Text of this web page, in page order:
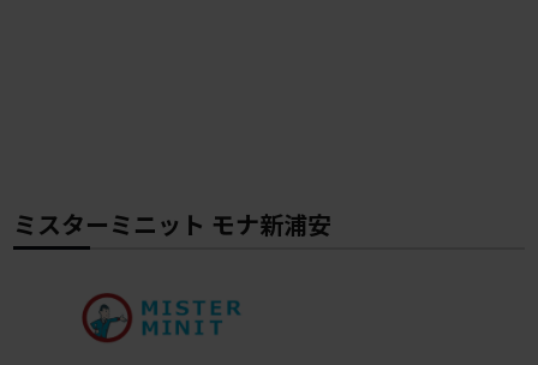
ミスターミニット モナ新浦安